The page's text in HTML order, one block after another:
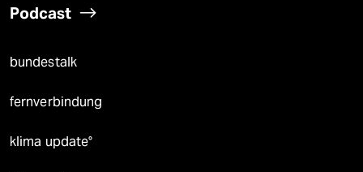
Podcast
bundestalk
fernverbindung
klima update°